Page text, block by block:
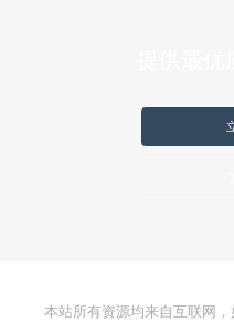
本站所有资源均来自互联网，